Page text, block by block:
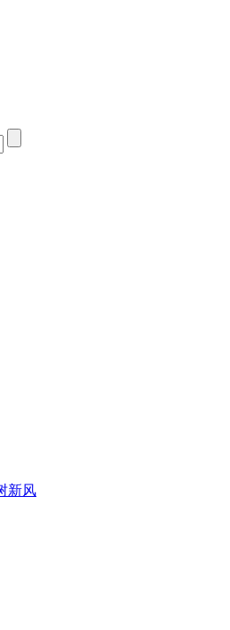
新风